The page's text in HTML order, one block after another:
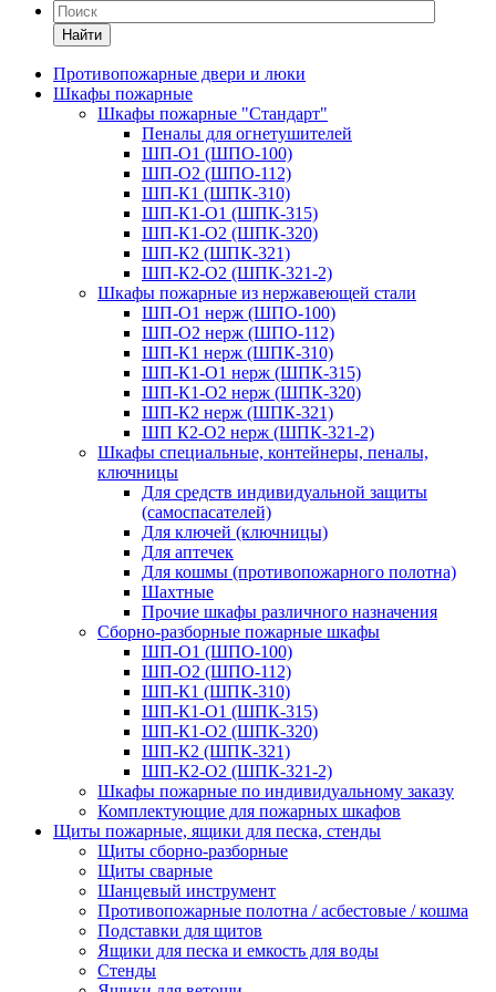
Найти
Противопожарные двери и люки
Шкафы пожарные
Шкафы пожарные "Стандарт"
Пеналы для огнетушителей
ШП-О1 (ШПО-100)
ШП-О2 (ШПО-112)
ШП-К1 (ШПК-310)
ШП-К1-О1 (ШПК-315)
ШП-К1-О2 (ШПК-320)
ШП-К2 (ШПК-321)
ШП-К2-О2 (ШПК-321-2)
Шкафы пожарные из нержавеющей стали
ШП-О1 нерж (ШПО-100)
ШП-О2 нерж (ШПО-112)
ШП-К1 нерж (ШПК-310)
ШП-К1-О1 нерж (ШПК-315)
ШП-К1-О2 нерж (ШПК-320)
ШП-К2 нерж (ШПК-321)
ШП К2-О2 нерж (ШПК-321-2)
Шкафы специальные, контейнеры, пеналы,
ключницы
Для средств индивидуальной защиты
(самоспасателей)
Для ключей (ключницы)
Для аптечек
Для кошмы (противопожарного полотна)
Шахтные
Прочие шкафы различного назначения
Сборно-разборные пожарные шкафы
ШП-О1 (ШПО-100)
ШП-О2 (ШПО-112)
ШП-К1 (ШПК-310)
ШП-К1-О1 (ШПК-315)
ШП-К1-О2 (ШПК-320)
ШП-К2 (ШПК-321)
ШП-К2-О2 (ШПК-321-2)
Шкафы пожарные по индивидуальному заказу
Комплектующие для пожарных шкафов
Щиты пожарные, ящики для песка, стенды
Щиты сборно-разборные
Щиты сварные
Шанцевый инструмент
Противопожарные полотна / асбестовые / кошма
Подставки для щитов
Ящики для песка и емкость для воды
Стенды